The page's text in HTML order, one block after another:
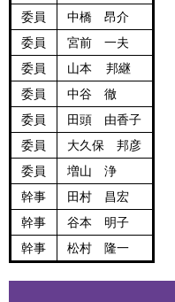
委員
中橋 昂介
委員
宮前 一夫
委員
山本 邦継
委員
中谷 徹
委員
田頭 由香子
委員
大久保 邦彦
委員
増山 浄
幹事
田村 昌宏
幹事
谷本 明子
幹事
松村 隆一